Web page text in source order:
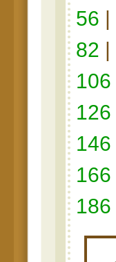
56 |
82 |
106
126
146
166
186